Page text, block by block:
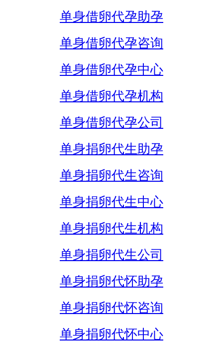
单身借卵代孕助孕
单身借卵代孕咨询
单身借卵代孕中心
单身借卵代孕机构
单身借卵代孕公司
单身捐卵代生助孕
单身捐卵代生咨询
单身捐卵代生中心
单身捐卵代生机构
单身捐卵代生公司
单身捐卵代怀助孕
单身捐卵代怀咨询
单身捐卵代怀中心